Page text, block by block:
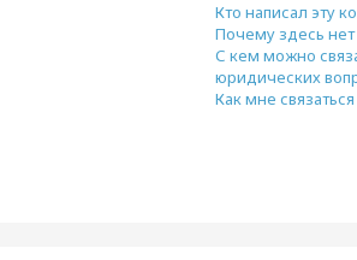
Кто написал эту
Почему здесь
С кем можно
юридических
Как мне